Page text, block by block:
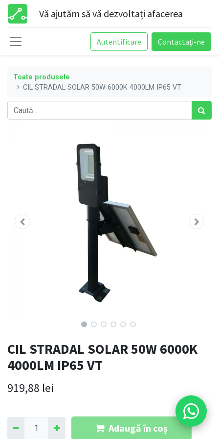
Vă ajutăm să vă dezvoltați afacerea
Autentificare Contactați-ne
Toate produsele
CIL STRADAL SOLAR 50W 6000K 4000LM IP65 VT
CIL STRADAL SOLAR 50W 6000K
4000LM IP65 VT
919,88 lei
Adaugă în coș